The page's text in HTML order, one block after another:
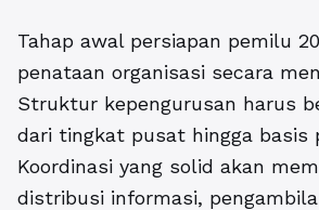
Tahap awal persiapan pemilu
penataan organisasi secara
Struktur kepengurusan harus
dari tingkat pusat hingga basis
Koordinasi yang solid akan
distribusi informasi,